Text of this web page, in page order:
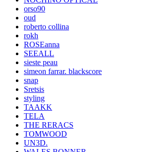
orso90
oud
roberto collina
rokh
ROSEanna
SEEALL
sieste peau
simeon farrar. blackscore
snap
Sretsis
styling
TAAKK
TELA
THE RERACS
TOMWOOD
UN3D.